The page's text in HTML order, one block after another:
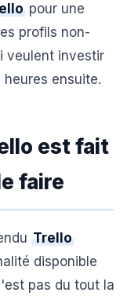
pour une
profils non-
veulent investir
ensuite.
est fait
faire
Trello
disponible
pas du tout la